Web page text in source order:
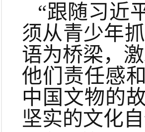
“跟随习近
须从青少年
语为桥梁，
他们责任感
中国文物的
坚实的文化